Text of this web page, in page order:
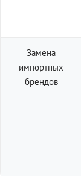
Замена
импортных
брендов